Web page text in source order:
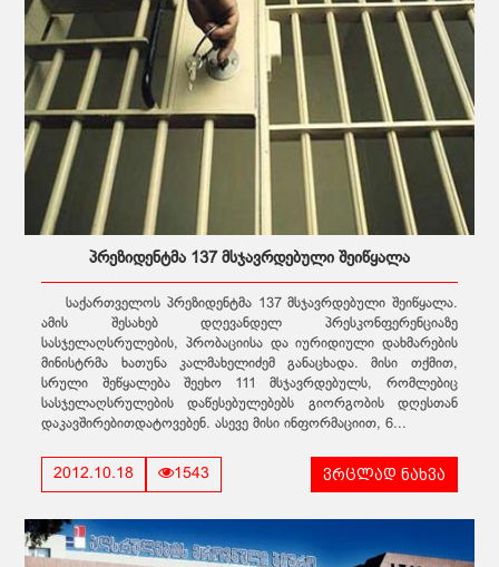
პრეზიდენტმა 137 მსჯავრდებული შეიწყალა
საქართველოს პრეზიდენტმა 137 მსჯავრდებული შეიწყალა.
ამის შესახებ დღევანდელ პრესკონფერენციაზე
სასჯელაღსრულების, პრობაციისა და იურიდიული დახმარების
მინისტრმა ხათუნა კალმახელიძემ განაცხადა. მისი თქმით,
სრული შეწყალება შეეხო 111 მსჯავრდებულს, რომლებიც
სასჯელაღსრულების დაწესებულებებს გიორგობის დღესთან
დაკავშირებითდატოვებენ. ასევე მისი ინფორმაციით, 6...
2012.10.18 1543 ვრცლად ნახვა